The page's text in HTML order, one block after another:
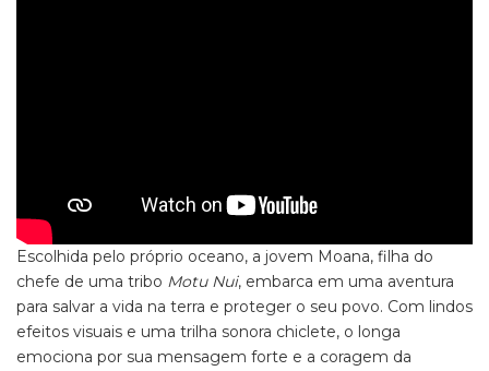
Escolhida pelo próprio oceano, a jovem Moana, filha do
chefe de uma tribo Motu Nui, embarca em uma aventura
para salvar a vida na terra e proteger o seu povo. Com lindos
efeitos visuais e uma trilha sonora chiclete, o longa
emociona por sua mensagem forte e a coragem da